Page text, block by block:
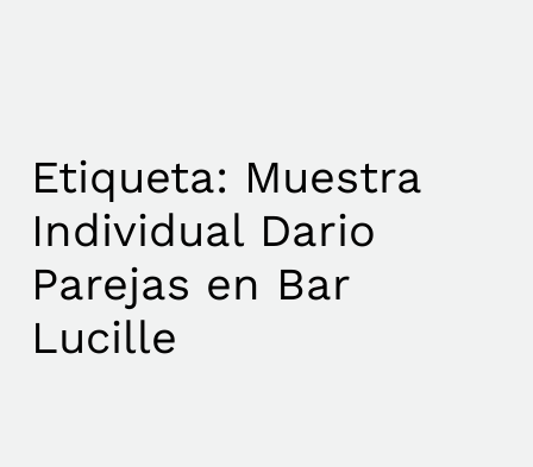
Etiqueta: Muestra
Individual Dario
Parejas en Bar
Lucille